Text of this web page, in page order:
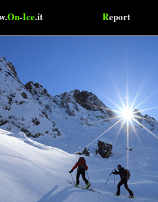
On-Ice.it Report